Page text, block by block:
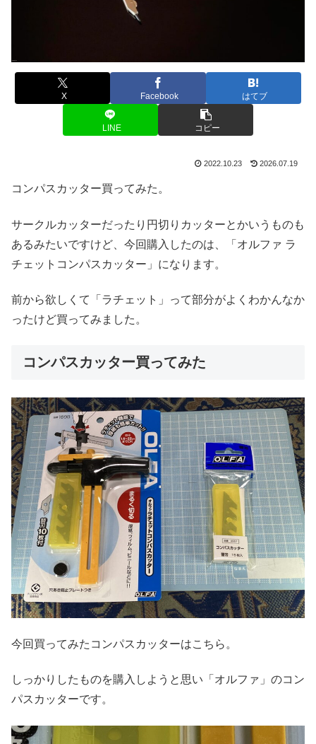
X Facebook はてブ
LINE コピー
2022.10.23 2026.07.19
コンパスカッター買ってみた。
サークルカッターだったり円切りカッターとかいうものも
あるみたいですけど、今回購入したのは、「オルファ ラ
チェットコンパスカッター」になります。
前から欲しくて「ラチェット」って部分がよくわかんなか
ったけど買ってみました。
コンパスカッター買ってみた
今回買ってみたコンパスカッターはこちら。
しっかりしたものを購入しようと思い「オルファ」のコン
パスカッターです。